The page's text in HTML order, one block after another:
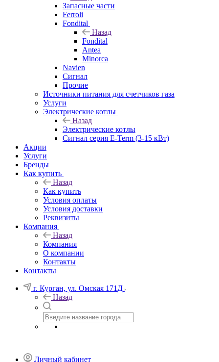
Запасные части
Ferroli
Fondital
Назад
Fondital
Antea
Minorca
Navien
Сигнал
Прочие
Источники питания для счетчиков газа
Услуги
Электрические котлы
Назад
Электрические котлы
Сигнал серия E-Term (3-15 кВт)
Акции
Услуги
Бренды
Как купить
Назад
Как купить
Условия оплаты
Условия доставки
Реквизиты
Компания
Назад
Компания
О компании
Контакты
Контакты
г. Курган, ул. Омская 171Д
Назад
Личный кабинет